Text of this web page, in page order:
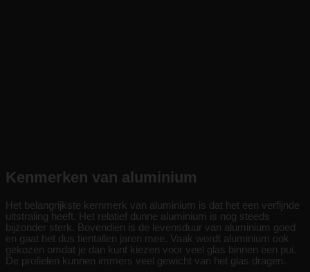
Kenmerken van aluminium
Het belangrijkste kernmerk van aluminium is dat het een verfijnde
uitstraling heeft. Het relatief dunne aluminium is nog steeds
bijzonder sterk. Bovendien is de levensduur van aluminium goed
en gaat het dus tientallen jaren mee. Vaak wordt aluminium ook
gekozen omdat je dan kunt kiezen voor veel glas binnen een pui.
De profielen kunnen immers veel gewicht van het glas dragen.